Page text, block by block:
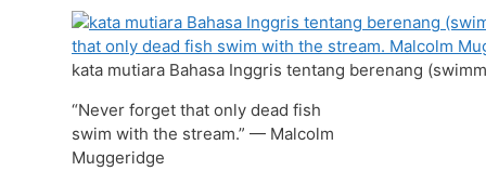
kata mutiara Bahasa Inggris tentang berenang
“Never forget that only dead fish
swim with the stream.” — Malcolm
Muggeridge